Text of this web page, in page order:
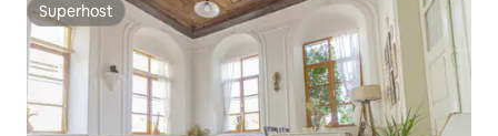
Superhost
Superhost